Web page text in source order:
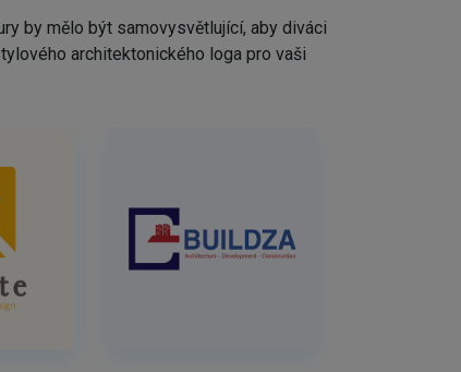
by mělo být samovysvětlující, aby diváci
architektonického loga pro vaši